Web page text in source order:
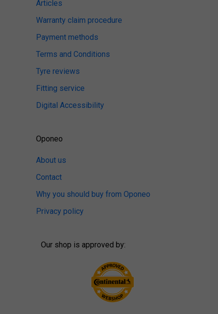
Articles
Warranty claim procedure
Payment methods
Terms and Conditions
Tyre reviews
Fitting service
Digital Accessibility
Oponeo
About us
Contact
Why you should buy from Oponeo
Privacy policy
Our shop is approved by: